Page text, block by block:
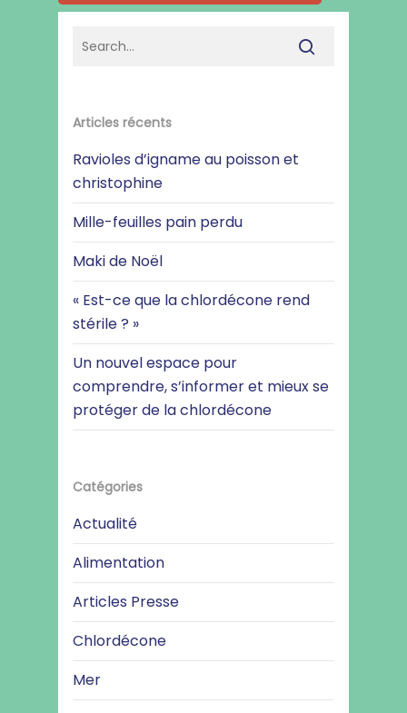
Articles récents
Ravioles d’igname au poisson et
christophine
Mille-feuilles pain perdu
Maki de Noël
« Est-ce que la chlordécone rend
stérile ? »
Un nouvel espace pour
comprendre, s’informer et mieux se
protéger de la chlordécone
Catégories
Actualité
Alimentation
Articles Presse
Chlordécone
Mer